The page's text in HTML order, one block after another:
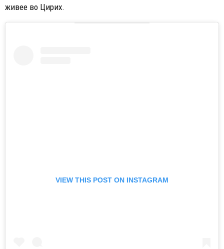
живее во Цирих.
VIEW THIS POST ON INSTAGRAM